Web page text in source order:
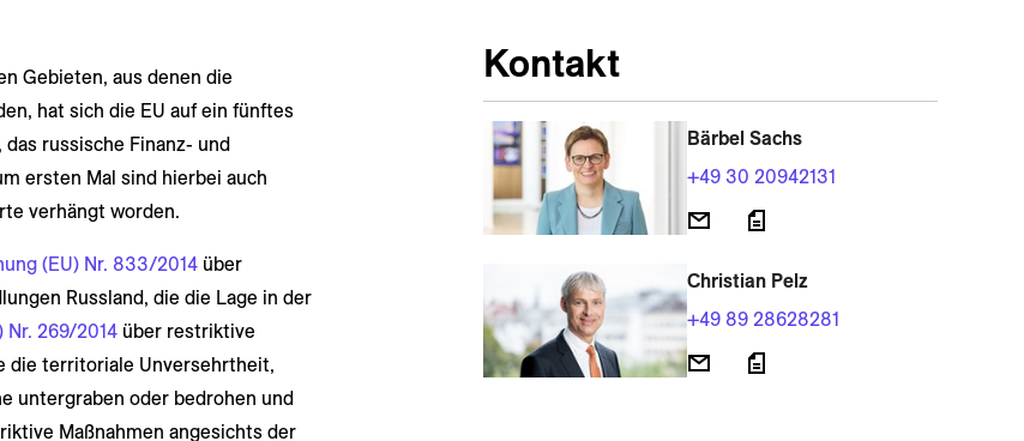
Gebieten, aus denen die
hat sich die EU auf ein fünftes
russische Finanz- und
ersten Mal sind hierbei auch
verhängt worden.
(EU) Nr. 833/2014über
Russland, die die Lage in der
Nr. 269/2014über restriktive
die territoriale Unversehrtheit,
untergraben oder bedrohen und
Maßnahmen angesichts der
Kontakt
Bärbel Sachs
+49 30 20942131
Christian Pelz
+49 89 28628281